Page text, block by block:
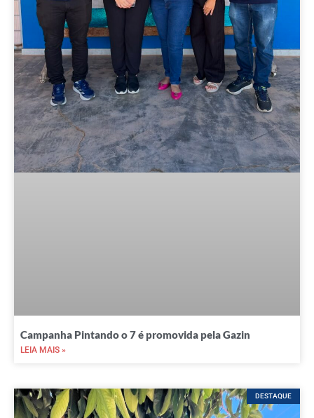
Campanha Pintando o 7 é promovida pela Gazin
LEIA MAIS »
DESTAQUE